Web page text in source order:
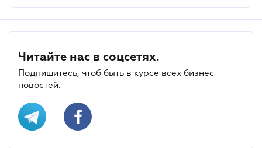
Читайте нас в соцсетях.
Подпишитесь, чтоб быть в курсе всех бизнес-
новостей.